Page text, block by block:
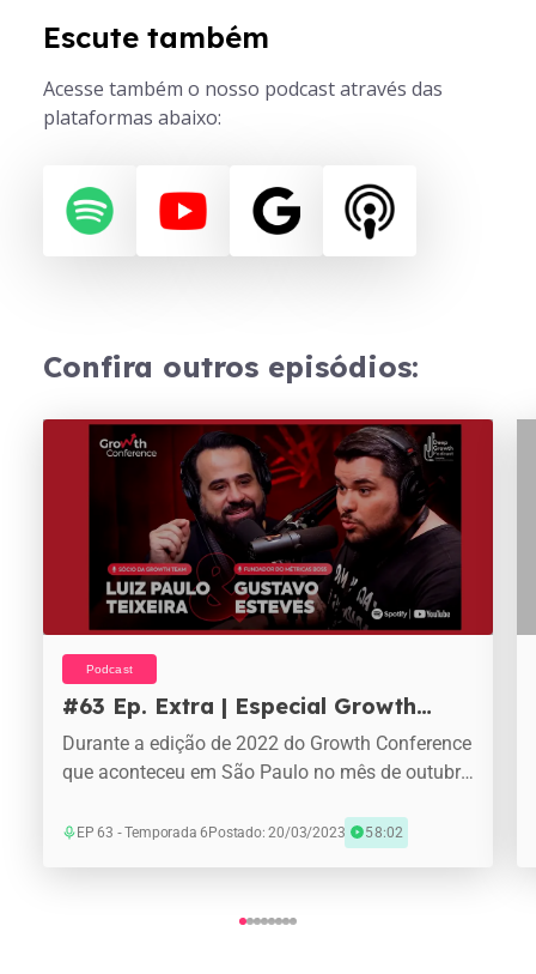
Escute também
Acesse também o nosso podcast através das
plataformas abaixo:
Confira outros episódios:
Podcast
#63 Ep. Extra | Especial Growth
Conference com Gustavo Esteves e
Luiz Paulo Teixeira
Durante a edição de 2022 do Growth Conference
que aconteceu em São Paulo no mês de outubr
staram o Gustavo Esteves (Co-founder Métricas
xar negócios tão diversos. https://youtu.be/V14
EP 63 ‐ Temporada 6Postado: 20/03/2023 58:02